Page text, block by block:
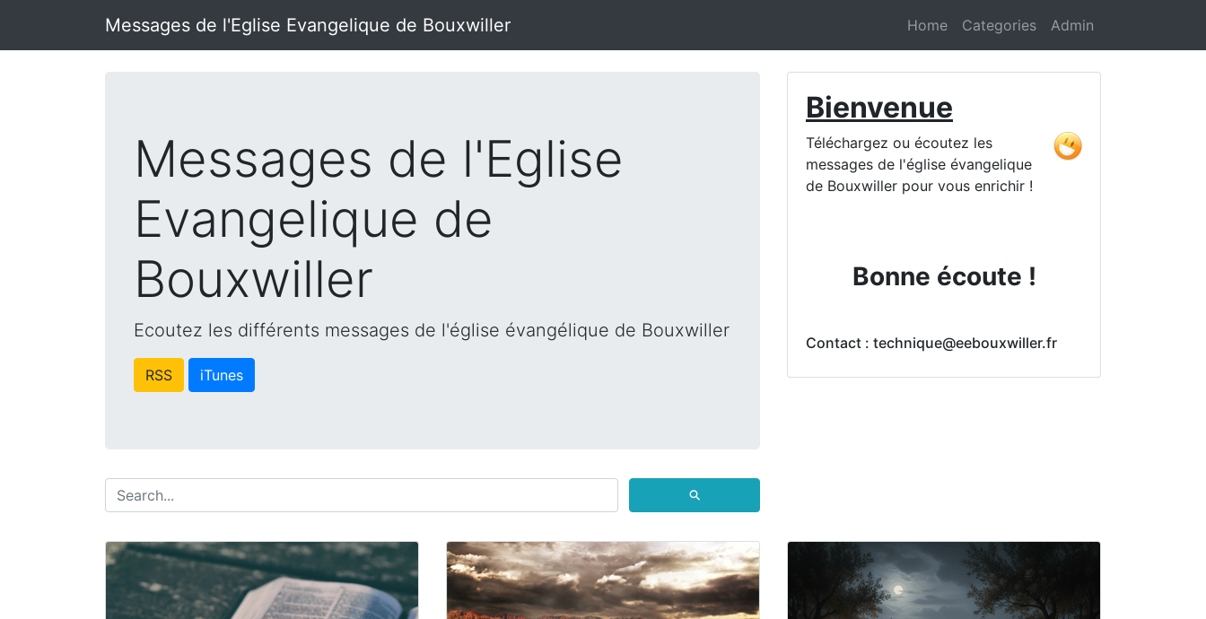
Messages de l'Eglise Evangelique de Bouxwiller Home Categories Admin
Messages de l'Eglise
Evangelique de
Bouxwiller
Ecoutez les différents messages de l'église évangélique de Bouxwiller
RSS iTunes
⚲
Bienvenue
Téléchargez ou écoutez les
messages de l'église évangelique
de Bouxwiller pour vous enrichir !
Bonne écoute !
Contact : technique@eebouxwiller.fr